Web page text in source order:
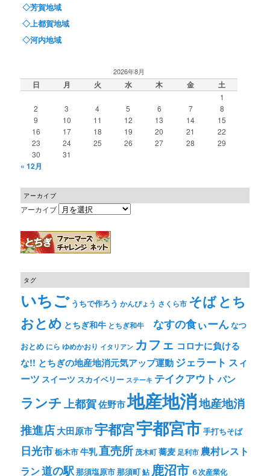
◇芳賀地域
◇上都賀地域
◇河内地域
2026年8月
日 月 火 水 木 金 土
1
2
3 4 5 6 7
8
9
10 11 12 13 14
15
16
17 18 19 20 21
22
23
24 25 26 27 28
29
30
31
« 12月
アーカイブ
アーカイブ
タグ
いちご うちで作ろう かんぴょう さくら市 そばとち
おとめ とちぎ和牛 とちぎ和牛 なすの食ぃーんなつ
おとめ にら ゆめかおり イタリアン カフェ コロナに負ける
な!! とちぎの地産地消元気アップ運動ジェラート スィ
ーツ スイーツ スカイベリー ステーキ テイクアウト パン
ランチ上都賀佐野市地産地消地産地消
推進店大田原市宇都宮宇都宮市手打ちそば
日光市栃木市牛乳直売所 茂木町蕎麦 足利市 農村レスト
ラン道の駅那須塩原市那須町鮎 鹿沼市 ６次産業化